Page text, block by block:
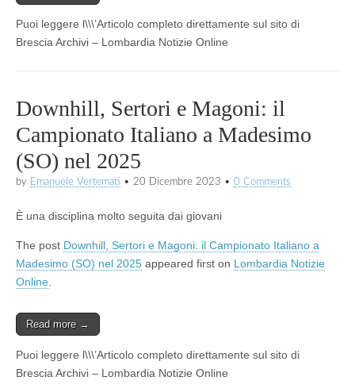
Puoi leggere l\\\’Articolo completo direttamente sul sito di
Brescia Archivi – Lombardia Notizie Online
Downhill, Sertori e Magoni: il
Campionato Italiano a Madesimo
(SO) nel 2025
by Emanuele Vertemati • 20 Dicembre 2023 • 0 Comments
È una disciplina molto seguita dai giovani
The post Downhill, Sertori e Magoni: il Campionato Italiano a
Madesimo (SO) nel 2025 appeared first on Lombardia Notizie
Online
Read more →
Puoi leggere l\\\’Articolo completo direttamente sul sito di
Brescia Archivi – Lombardia Notizie Online